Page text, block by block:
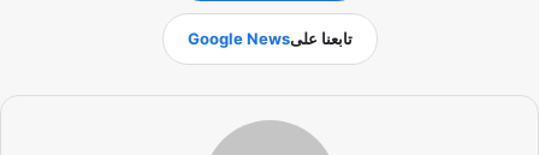
تابعنا علىGoogle News